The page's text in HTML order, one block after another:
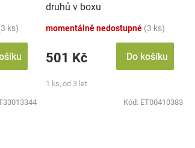
ks)
druhů v boxu
momentálně nedostupné (3 ks)
501 Kč Do košíku
1 ks, od 3 let
Kód: ET00410383